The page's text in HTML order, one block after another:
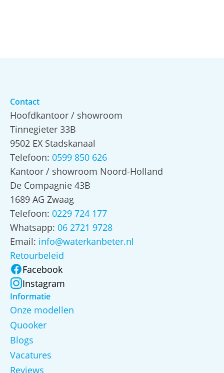
Contact
Hoofdkantoor / showroom
Tinnegieter 33B
9502 EX Stadskanaal
Telefoon: 0599 850 626
Kantoor / showroom Noord-Holland
De Compagnie 43B
1689 AG Zwaag
Telefoon: 0229 724 177
Whatsapp: 06 2721 9728
Email: info@waterkanbeter.nl
Retourbeleid
Facebook
Instagram
Informatie
Onze modellen
Quooker
Blogs
Vacatures
Reviews